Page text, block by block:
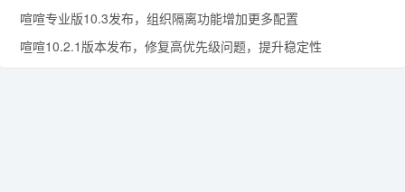
喧喧专业版10.3发布，组织隔离功能增加更多配置
喧喧10.2.1版本发布，修复高优先级问题，提升稳定性